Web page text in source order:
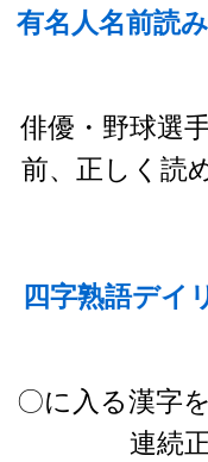
有名人名前読
俳優・野球選
前、正しく読
四字熟語デイ
〇に入る漢字
連続